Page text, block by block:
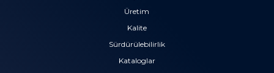
Üretim
Kalite
Sürdürülebilirlik
Kataloglar